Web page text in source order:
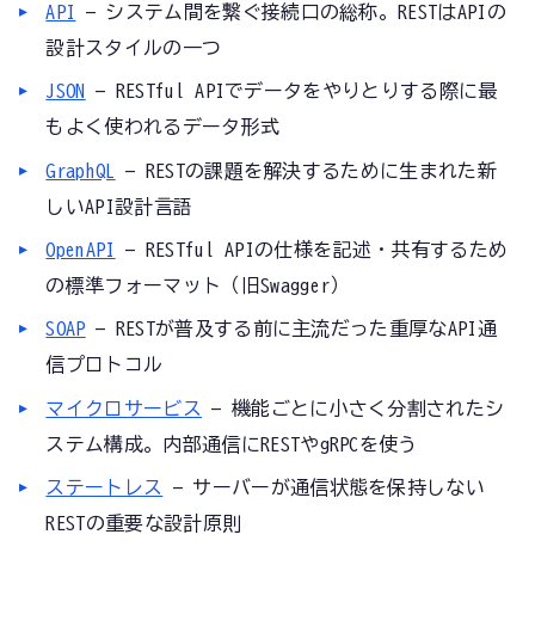
API
— システム間を繋ぐ接続口の総称。RESTはAPIの
設計スタイルの一つ
JSON
— RESTful APIでデータをやりとりする際に最
もよく使われるデータ形式
GraphQL
— RESTの課題を解決するために生まれた新
しいAPI設計言語
OpenAPI
— RESTful APIの仕様を記述・共有するため
の標準フォーマット（旧Swagger）
SOAP — RESTが普及する前に主流だった重厚なAPI通
信プロトコル
マイクロサービス
— 機能ごとに小さく分割されたシ
ステム構成。内部通信にRESTやgRPCを使う
ステートレス
— サーバーが通信状態を保持しない
RESTの重要な設計原則